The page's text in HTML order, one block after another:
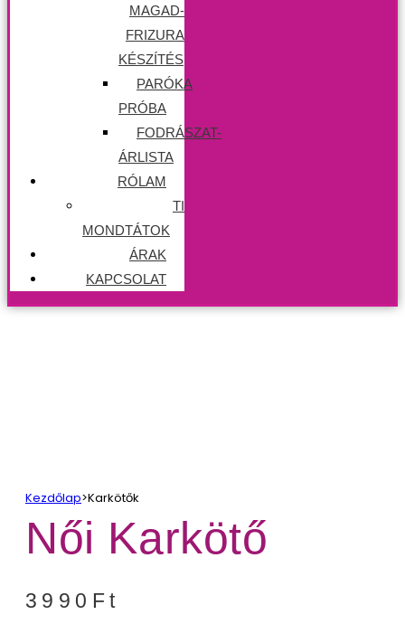
MAGAD-
FRIZURA
KÉSZÍTÉS
PARÓKA
PRÓBA
FODRÁSZAT-
ÁRLISTA
RÓLAM
TI
MONDTÁTOK
ÁRAK
KAPCSOLAT
Kezdőlap>Karkötők
Női Karkötő
3990 Ft